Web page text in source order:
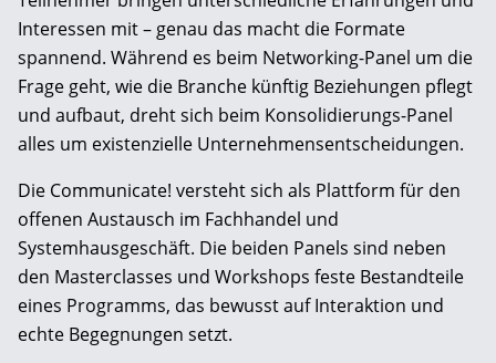
Interessen mit – genau das macht die Formate
spannend. Während es beim Networking-Panel um die
Frage geht, wie die Branche künftig Beziehungen pflegt
und aufbaut, dreht sich beim Konsolidierungs-Panel
alles um existenzielle Unternehmensentscheidungen.
Die Communicate! versteht sich als Plattform für den
offenen Austausch im Fachhandel und
Systemhausgeschäft. Die beiden Panels sind neben
den Masterclasses und Workshops feste Bestandteile
eines Programms, das bewusst auf Interaktion und
echte Begegnungen setzt.